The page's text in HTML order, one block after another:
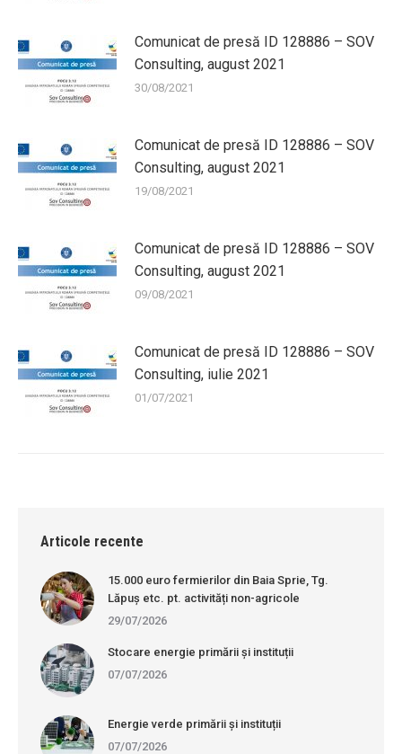
Comunicat de presă ID 128886 – SOV
Consulting, august 2021
30/08/2021
Comunicat de presă ID 128886 – SOV
Consulting, august 2021
19/08/2021
Comunicat de presă ID 128886 – SOV
Consulting, august 2021
09/08/2021
Comunicat de presă ID 128886 – SOV
Consulting, iulie 2021
01/07/2021
Articole recente
15.000 euro fermierilor din Baia Sprie, Tg.
Lăpuș etc. pt. activități non-agricole
29/07/2026
Stocare energie primării și instituții
07/07/2026
Energie verde primării și instituții
07/07/2026